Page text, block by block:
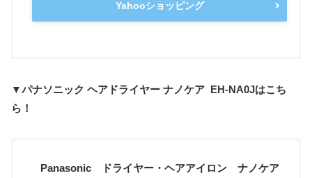
Yahooショッピング
▼パナソニック ヘアドライヤー ナノケア EH-NA0Jはこち
ら！
Panasonic ドライヤー・ヘアアイロン ナノケア